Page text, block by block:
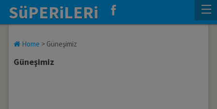
SüPERiLERi
Home > Güneşimiz
Güneşimiz